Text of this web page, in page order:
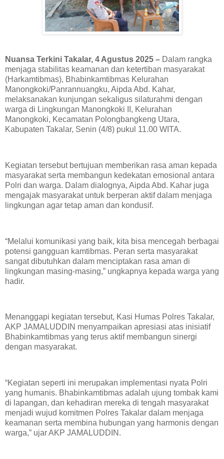
Nuansa Terkini Takalar, 4 Agustus 2025 – Dalam rangka
menjaga stabilitas keamanan dan ketertiban masyarakat
(Harkamtibmas), Bhabinkamtibmas Kelurahan
Manongkoki/Panrannuangku, Aipda Abd. Kahar,
melaksanakan kunjungan sekaligus silaturahmi dengan
warga di Lingkungan Manongkoki II, Kelurahan
Manongkoki, Kecamatan Polongbangkeng Utara,
Kabupaten Takalar, Senin (4/8) pukul 11.00 WITA.
Kegiatan tersebut bertujuan memberikan rasa aman kepada
masyarakat serta membangun kedekatan emosional antara
Polri dan warga. Dalam dialognya, Aipda Abd. Kahar juga
mengajak masyarakat untuk berperan aktif dalam menjaga
lingkungan agar tetap aman dan kondusif.
“Melalui komunikasi yang baik, kita bisa mencegah berbagai
potensi gangguan kamtibmas. Peran serta masyarakat
sangat dibutuhkan dalam menciptakan rasa aman di
lingkungan masing-masing,” ungkapnya kepada warga yang
hadir.
Menanggapi kegiatan tersebut, Kasi Humas Polres Takalar,
AKP JAMALUDDIN menyampaikan apresiasi atas inisiatif
Bhabinkamtibmas yang terus aktif membangun sinergi
dengan masyarakat.
“Kegiatan seperti ini merupakan implementasi nyata Polri
yang humanis. Bhabinkamtibmas adalah ujung tombak kami
di lapangan, dan kehadiran mereka di tengah masyarakat
menjadi wujud komitmen Polres Takalar dalam menjaga
keamanan serta membina hubungan yang harmonis dengan
warga,” ujar AKP JAMALUDDIN.